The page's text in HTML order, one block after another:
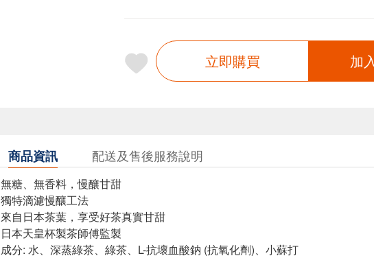
立即購買 加
商品資訊 配送及售後服務說明
無糖、無香料，慢釀甘甜
獨特滴濾慢釀工法
來自日本茶葉，享受好茶真實甘甜
日本天皇杯製茶師傅監製
成分: 水、深蒸綠茶、綠茶、L-抗壞血酸鈉 (抗氧化劑)、小蘇打